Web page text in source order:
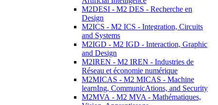
M2DESI - M2 DES - Recherche en
Design
M2ICS - M2 ICS - Integration, Circuits
and Systems
M2IGD - M2 IGD - Interaction, Graphic
and Design
M2IREN - M2 IREN - Industries de
Réseau et économie numérique
M2MICAS - M2 MICAS - Machine
learnIng, CommunicAtions, and Security
M2MVA - M2 MVA - Mathématiques,